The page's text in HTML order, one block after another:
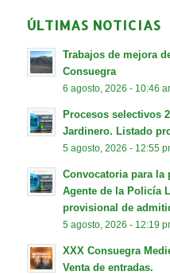
ÚLTIMAS NOTICIAS
Trabajos de mejora
Consuegra
6 agosto, 2026 - 10:46
Procesos selectivos
Jardinero. Listado
5 agosto, 2026 - 12:55
Convocatoria para la
Agente de la Policía
provisional de
5 agosto, 2026 - 12:19
XXX Consuegra
Venta de entradas.